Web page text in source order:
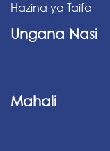
Hazina ya Taifa
Ungana Nasi
Mahali